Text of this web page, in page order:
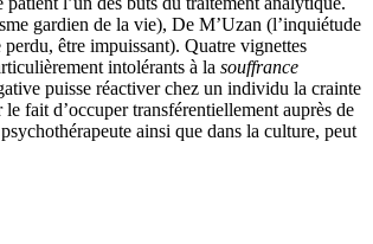
gardien de la vie), De M’Uzan (l’inquiétude
être impuissant). Quatre vignettes
intolérants à la souffrance
puisse réactiver chez un individu la crainte
fait d’occuper transférentiellement auprès de
ainsi que dans la culture, peut